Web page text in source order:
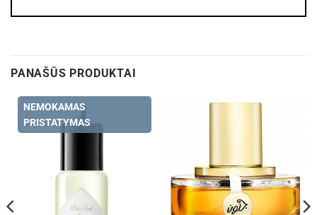
PANAŠŪS PRODUKTAI
NEMOKAMAS
PRISTATYMAS